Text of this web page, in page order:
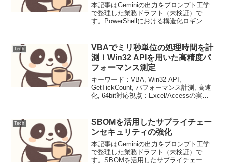
本記事はGeminiの出力をプロンプト工学
で整理した業務ドラフト（未検証）で
す。PowerShellにおける構造化ロギング
PowerShellスクリプトは...
Tech
VBAでミリ秒単位の処理時間を計
測！Win32 APIを用いた高精度パ
フォーマンス測定
キーワード：VBA, Win32 API,
GetTickCount, パフォーマンス計測, 高速
化, 64bit対応視点：Excel/Accessの実務
け。トーン：論...
Tech
SBOMを活用したサプライチェー
ンセキュリティの強化
本記事はGeminiの出力をプロンプト工学
で整理した業務ドラフト（未検証）で
す。SBOMを活用したサプライチェーン